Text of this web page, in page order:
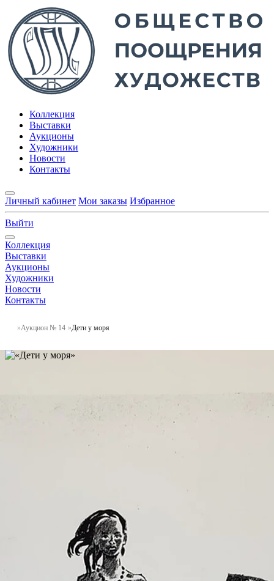
Коллекция
Выставки
Аукционы
Художники
Новости
Контакты
Личный кабинет Мои заказы Избранное
Выйти
Коллекция
Выставки
Аукционы
Художники
Новости
Контакты
Аукцион № 14 Дети у моря